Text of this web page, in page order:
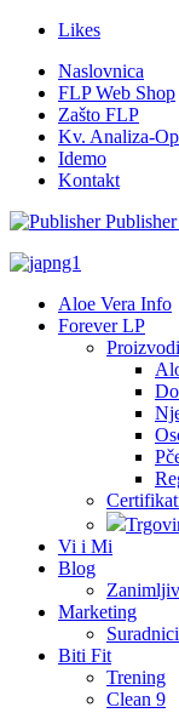
Likes
Naslovnica
FLP Web Shop
Zašto FLP
Kv. Analiza-
Idemo
Kontakt
Aloe Vera Info
Forever LP
Proizvodi
Vi i Mi
Blog
Marketing
Biti Fit
Trening
Clean 9